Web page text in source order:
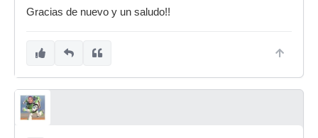
Gracias de nuevo y un saludo!!